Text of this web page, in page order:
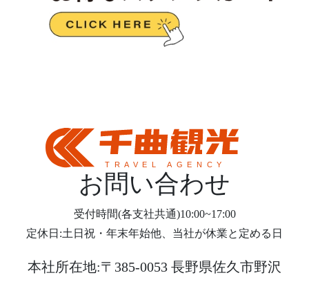
お問い合わせ
受付時間(各支社共通)10:00~17:00
定休日:土日祝・年末年始他、当社が休業と定める日
本社所在地:〒385-0053 長野県佐久市野沢